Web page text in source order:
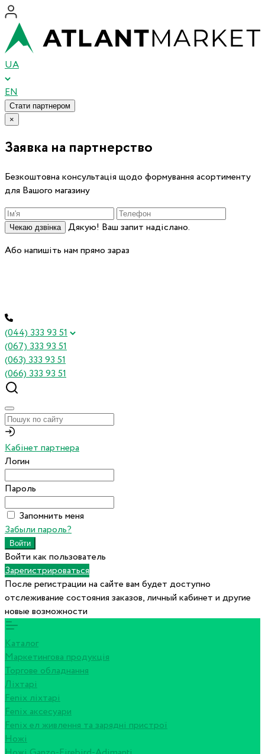
UA
EN
Стати партнером
×
Заявка на партнерство
Безкоштовна консультація щодо формування асортименту
для Вашого магазину
Чекаю дзвінка
Дякую! Ваш запит надіслано.
Або напишіть нам прямо зараз
(044) 333 93 51
(067) 333 93 51
(063) 333 93 51
(066) 333 93 51
Кабінет партнера
Логин
Пароль
Запомнить меня
Забыли пароль?
Войти как пользователь
Зарегистрироваться
После регистрации на сайте вам будет доступно
отслеживание состояния заказов, личный кабинет и другие
новые возможности
Каталог
Маркетингова продукція
Торгове обладнання
Ліхтарі
Fenix ліхтарі
Fenix аксесуари
Fenix ел живлення та зарядні пристрої
Ножі